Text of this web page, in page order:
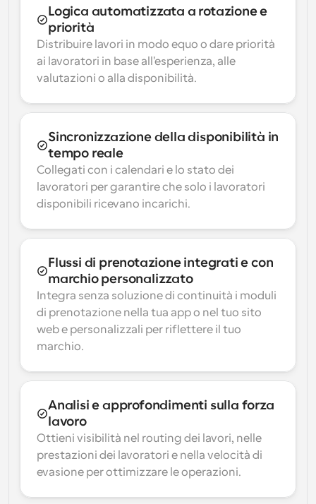
Logica automatizzata a rotazione e
priorità
Distribuire lavori in modo equo o dare priorità
ai lavoratori in base all'esperienza, alle
valutazioni o alla disponibilità.
Sincronizzazione della disponibilità in
tempo reale
Collegati con i calendari e lo stato dei
lavoratori per garantire che solo i lavoratori
disponibili ricevano incarichi.
Flussi di prenotazione integrati e con
marchio personalizzato
Integra senza soluzione di continuità i moduli
di prenotazione nella tua app o nel tuo sito
web e personalizzali per riflettere il tuo
marchio.
Analisi e approfondimenti sulla forza
lavoro
Ottieni visibilità nel routing dei lavori, nelle
prestazioni dei lavoratori e nella velocità di
evasione per ottimizzare le operazioni.